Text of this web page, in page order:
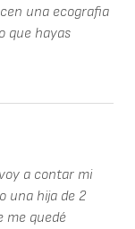
una ecografia
que hayas
a contar mi
una hija de 2
me quedé